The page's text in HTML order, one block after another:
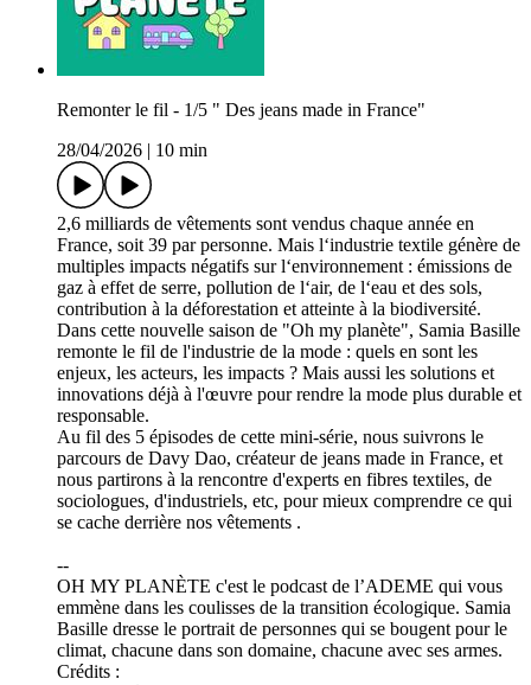
Remonter le fil - 1/5 " Des jeans made in France"
28/04/2026 | 10 min
2,6 milliards de vêtements sont vendus chaque année en
France, soit 39 par personne. Mais l‘industrie textile génère de
multiples impacts négatifs sur l‘environnement : émissions de
gaz à effet de serre, pollution de l‘air, de l‘eau et des sols,
contribution à la déforestation et atteinte à la biodiversité.
Dans cette nouvelle saison de "Oh my planète", Samia Basille
remonte le fil de l'industrie de la mode : quels en sont les
enjeux, les acteurs, les impacts ? Mais aussi les solutions et
innovations déjà à l'œuvre pour rendre la mode plus durable et
responsable.
Au fil des 5 épisodes de cette mini-série, nous suivrons le
parcours de Davy Dao, créateur de jeans made in France, et
nous partirons à la rencontre d'experts en fibres textiles, de
sociologues, d'industriels, etc, pour mieux comprendre ce qui
se cache derrière nos vêtements .
--
OH MY PLANÈTE c'est le podcast de l’ADEME qui vous
emmène dans les coulisses de la transition écologique. Samia
Basille dresse le portrait de personnes qui se bougent pour le
climat, chacune dans son domaine, chacune avec ses armes.
Crédits :